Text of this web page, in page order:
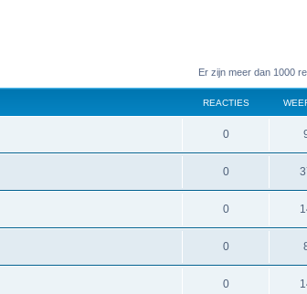
Er zijn meer dan 1000
REACTIES
0
0
0
0
0